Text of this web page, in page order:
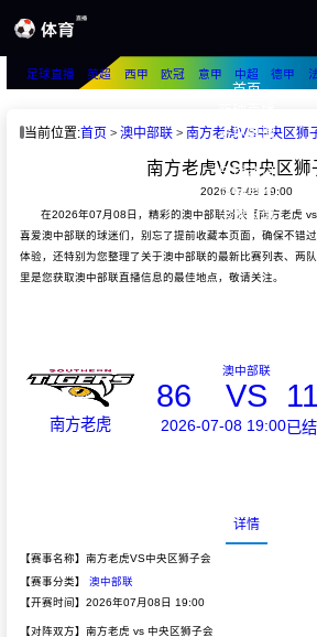
首页
足球直播
足球资讯
篮球录像
足球录像
足球直播 英超 西甲 欧冠 意甲 中超 德甲
当前位置:首页 澳中部联 南方老虎VS中央区狮
南方老虎VS中央区狮
2026-07-08 19:00
在2026年07月08日，精彩的澳中部联对决【南方老虎 vs
喜爱澳中部联的球迷们，别忘了提前收藏本页面，确保不错
体验，还特别为您整理了关于澳中部联的最新比赛列表、两
里是您获取澳中部联直播信息的最佳地点，敬请关注。
南方老虎
澳中部联
86 VS
2026-07-08 19:00已
详情
【赛事名称】南方老虎VS中央区狮子会
【赛事分类】 澳中部联
【开赛时间】2026年07月08日 19:00
【对阵双方】南方老虎 vs 中央区狮子会